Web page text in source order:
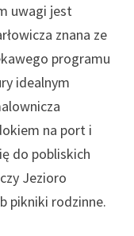
uwagi jest
znana ze
programu
idealnym
na port i
do pobliskich
Jezioro
pikniki rodzinne.